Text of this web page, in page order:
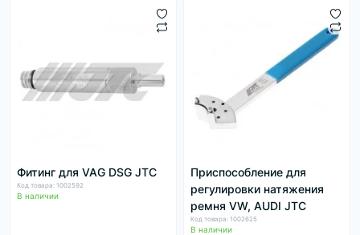
Фитинг для VAG DSG JTC
Код товара: 1002592
В наличии
Приспособление для
регулировки натяжения
ремня VW, AUDI JTC
Код товара: 1002625
В наличии